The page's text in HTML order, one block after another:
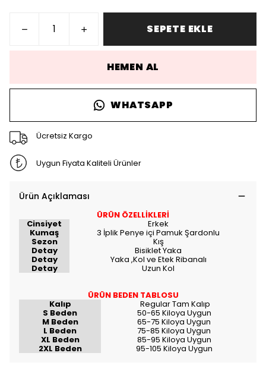
SEPETE EKLE
HEMEN AL
WHATSAPP
Ücretsiz Kargo
Uygun Fiyata Kaliteli Ürünler
Ürün Açıklaması
ÜRÜN ÖZELLİKLERİ
Cinsiyet Erkek
Kumaş 3 İplik Penye içi Pamuk Şardonlu
Sezon Kış
Detay Bisiklet Yaka
Detay Yaka ,Kol ve Etek Ribanalı
Detay Uzun Kol
ÜRÜN BEDEN TABLOSU
Kalıp Regular Tam Kalıp
S Beden 50-65 Kiloya Uygun
M Beden 65-75 Kiloya Uygun
L Beden 75-85 Kiloya Uygun
XL Beden 85-95 Kiloya Uygun
2XL Beden 95-105 Kiloya Uygun